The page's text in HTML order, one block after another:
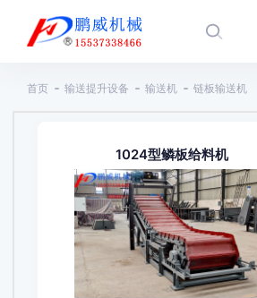
首页 输送提升设备 输送机 链板输送机
1024型鳞板给料机